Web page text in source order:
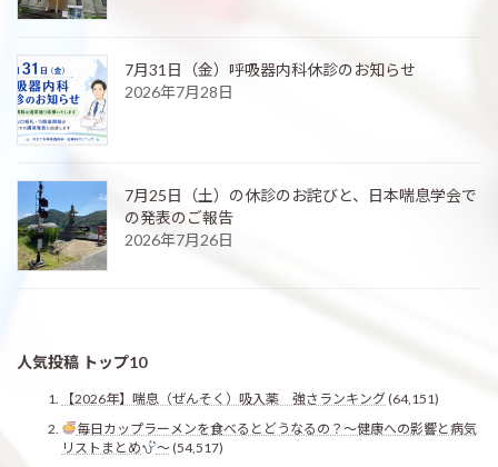
7月31日（金）呼吸器内科休診のお知らせ
2026年7月28日
7月25日（土）の休診のお詫びと、日本喘息学会で
の発表のご報告
2026年7月26日
人気投稿 トップ10
【2026年】喘息（ぜんそく）吸入薬 強さランキング(64,151)
毎日カップラーメンを食べるとどうなるの？〜健康への影響と病気
リストまとめ
〜(54,517)